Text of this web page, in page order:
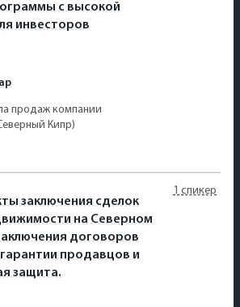
с высокой
инвесторов
продаж компании
Кипр)
заключения сделок
на Северном
договоров
продавцов и
защита.
1 спикер